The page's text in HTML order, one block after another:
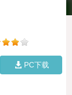
PC下载